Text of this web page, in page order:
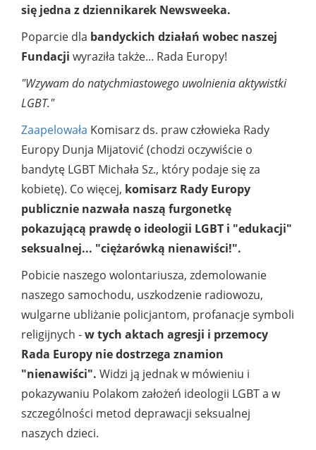
się jedna z dziennikarek Newsweeka.
Poparcie dla bandyckich działań wobec naszej
Fundacji wyraziła także... Rada Europy!
"Wzywam do natychmiastowego uwolnienia aktywistki
LGBT."
Zaapelowała Komisarz ds. praw człowieka Rady
Europy Dunja Mijatović (chodzi oczywiście o
bandytę LGBT Michała Sz., który podaje się za
kobietę). Co więcej, komisarz Rady Europy
publicznie nazwała naszą furgonetkę
pokazującą prawdę o ideologii LGBT i "edukacji"
seksualnej... "ciężarówką nienawiści!".
Pobicie naszego wolontariusza, zdemolowanie
naszego samochodu, uszkodzenie radiowozu,
wulgarne ubliżanie policjantom, profanacje symboli
religijnych -w tych aktach agresji i przemocy
Rada Europy nie dostrzega znamion
"nienawiści". Widzi ją jednak w mówieniu i
pokazywaniu Polakom założeń ideologii LGBT a w
szczególności metod deprawacji seksualnej
naszych dzieci.